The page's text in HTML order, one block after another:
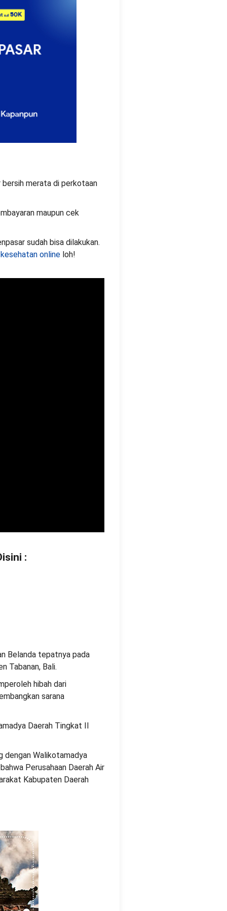
bersih merata di perkotaan
maupun cek
sudah bisa dilakukan.
online loh!
:
Belanda tepatnya pada
Tabanan, Bali.
hibah dari
sarana
Daerah Tingkat II
dengan Walikotamadya
Perusahaan Daerah Air
Kabupaten Daerah